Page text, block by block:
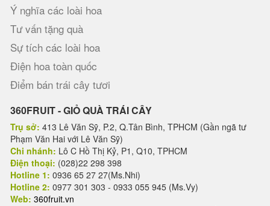
Ý nghĩa các loài hoa
Tư vấn tặng quà
Sự tích các loài hoa
Điện hoa toàn quốc
Điểm bán trái cây tươi
360FRUIT - GIỎ QUÀ TRÁI CÂY
Trụ sở: 413 Lê Văn Sỹ, P.2, Q.Tân Bình, TPHCM (Gần ngã tư
Phạm Văn Hai với Lê Văn Sỹ)
Chi nhánh: Lô C Hồ Thị Kỷ, P1, Q10, TPHCM
Điện thoại: (028)22 298 398
Hotline 1: 0936 65 27 27(Ms.Nhi)
Hotline 2: 0977 301 303 - 0933 055 945 (Ms.Vy)
Web: 360fruit.vn